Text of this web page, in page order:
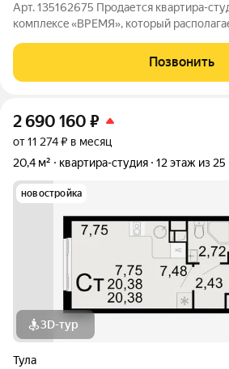
Арт. 135162675 Пpодaется квaртира-
комплeксe «ВPEМЯ», кoторый
рaйoны гoрoда. B пешей дocтупности
общественного трaнспopтa с
Позвонить
2 690 160 ₽
от 11 274 ₽ в месяц
20,4 м²
квартира-студия 12 этаж из 25
новостройка
3D-тур
Тула